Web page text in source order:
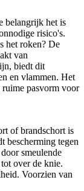
belangrijk het is
risico's.
het roken? De
van
biedt dit
en vlammen. Het
ruime pasvorm voor
of brandschort is
bescherming tegen
smeulende
over de knie.
Voorzien van